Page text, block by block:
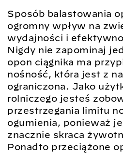
Sposób balastowania
ogromny wpływ na
wydajności i
Nigdy nie zapominaj
opon ciągnika ma
nośność, która jest z
ograniczona. Jako
rolniczego jesteś
przestrzegania limitu
ogumienia, ponieważ
znacznie skraca
Ponadto przeciążone